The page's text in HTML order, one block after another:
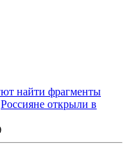
найти фрагменты
Россияне открыли в